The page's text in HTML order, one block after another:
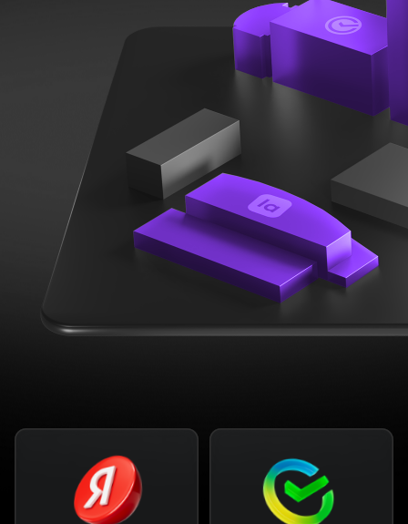
Организаторы